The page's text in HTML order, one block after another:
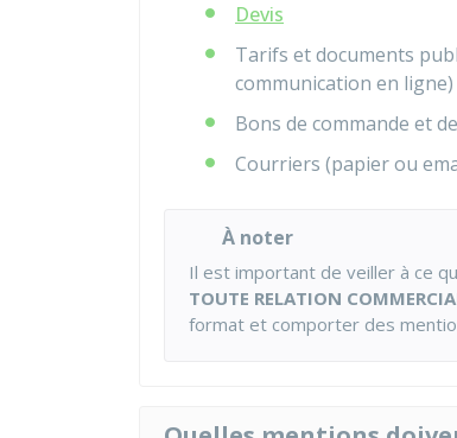
Devis
Tarifs et documents
communication en ligne)
Bons de commande et
Courriers (papier ou
À noter
Il est important de veiller à ce
TOUTE RELATION
format et comporter des